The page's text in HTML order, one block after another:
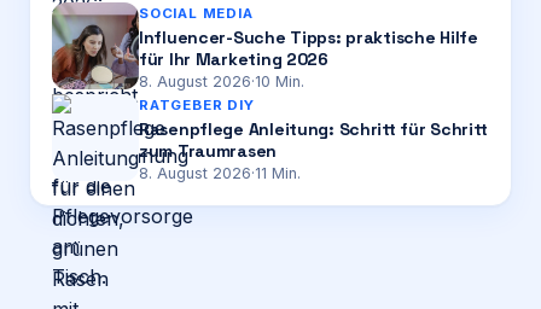
SOCIAL MEDIA
Influencer-Suche Tipps: praktische Hilfe
für Ihr Marketing 2026
8. August 2026·10 Min.
RATGEBER DIY
Rasenpflege Anleitung: Schritt für Schritt
zum Traumrasen
8. August 2026·11 Min.